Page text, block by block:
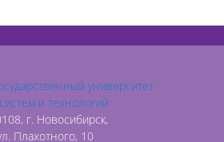
университет
и технологий
г. Новосибирск,
Плахотного, 10